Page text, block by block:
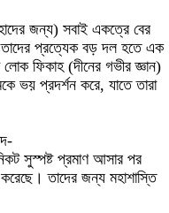
জন্য) সবাই একত্রে বের
প্রত্যেক বড় দল হতে এক
ফিকাহ (দীনের গভীর জ্ঞান)
ভয় প্রদর্শন করে, যাতে তারা
সুস্পষ্ট প্রমাণ আসার পর
করেছে। তাদের জন্য মহাশাস্তি